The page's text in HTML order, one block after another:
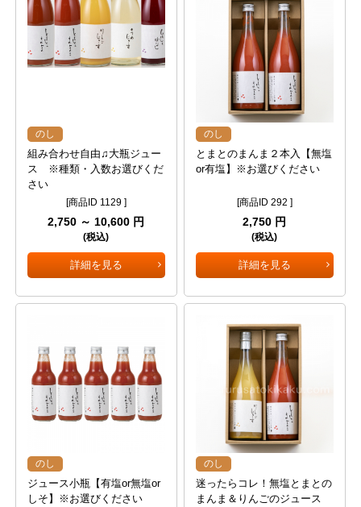
のし
組み合わせ自由♫大瓶ジュー
ス ※種類・入数お選びくだ
さい
[商品ID 1129 ]
2,750 ～ 10,600 円
(税込)
詳細を見る
のし
とまとのまんま２本入【無塩
or有塩】※お選びください
[商品ID 292 ]
2,750 円
(税込)
詳細を見る
のし
ジュース小瓶【有塩or無塩or
しそ】※お選びください
のし
迷ったらコレ！無塩とまとの
まんま＆りんごのジュース